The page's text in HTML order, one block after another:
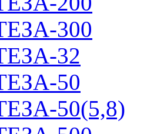
300
32
50
50(5,8)